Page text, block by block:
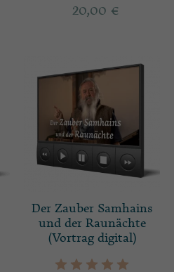
20,00 €
Der Zauber Samhains
und der Raunächte
(Vortrag digital)